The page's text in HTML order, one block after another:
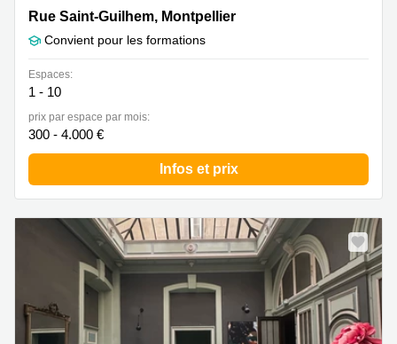
Rue Saint-Guilhem 23, Montpellier
Rue Saint-Guilhem, Montpellier
Convient pour les formations
Espaces:
1 - 10
prix par espace par mois:
300 - 4.000 €
Infos et prix